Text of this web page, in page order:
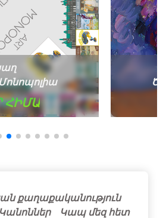
ՀԻՄԱ
քաղաքականություն
Կապ մեզ հետ